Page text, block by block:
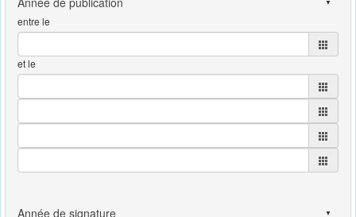
entre le
et le